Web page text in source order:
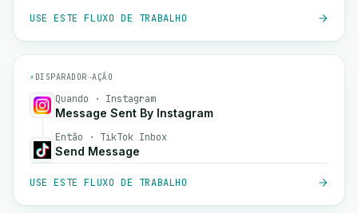
USE ESTE FLUXO DE TRABALHO
⚡ DISPARADOR→AÇÃO
Quando · Instagram
Message Sent By Instagram
Então · TikTok Inbox
Send Message
USE ESTE FLUXO DE TRABALHO